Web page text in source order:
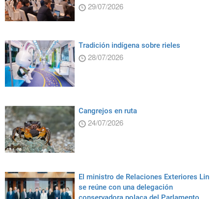
29/07/2026
Tradición indígena sobre rieles
28/07/2026
Cangrejos en ruta
24/07/2026
El ministro de Relaciones Exteriores Lin
se reúne con una delegación